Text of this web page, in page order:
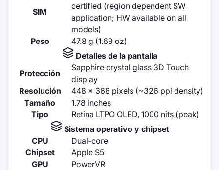
SIM
certified (region dependent SW
application; HW available on all
models)
Peso
47.8 g (1.69 oz)
Detalles de la pantalla
Protección
Sapphire crystal glass 3D Touch
display
Resolución
448 x 368 pixels (~326 ppi density)
Tamaño
1.78 inches
Tipo
Retina LTPO OLED, 1000 nits (peak)
Sistema operativo y chipset
CPU
Dual-core
Chipset
Apple S5
GPU
PowerVR